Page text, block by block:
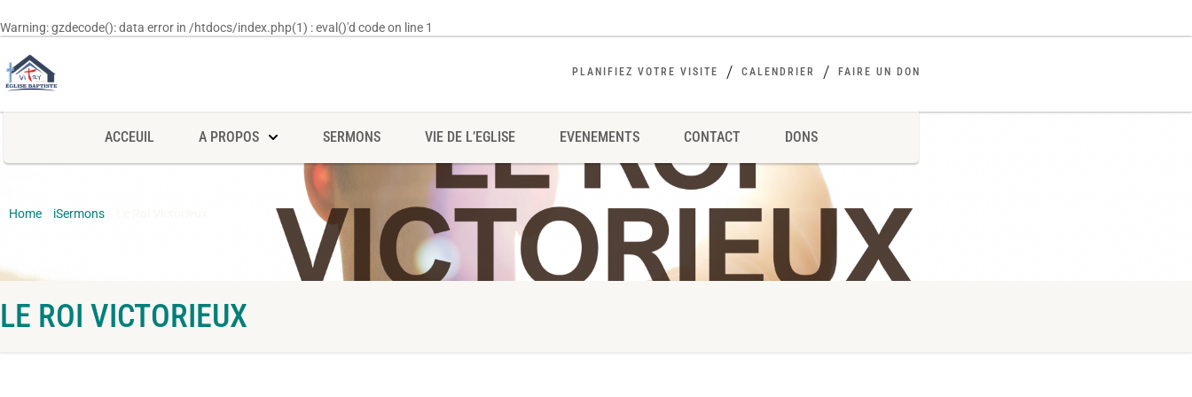
Warning: gzdecode(): data error in /htdocs/index.php(1) : eval()'d codeon line 1
PLANIFIEZ VOTRE VISITE CALENDRIER FAIRE UN DON
ACCEUIL A PROPOS SERMONS VIE DE L’EGLISE EVENEMENTS CONTACT DONS
Home iSermons
LE ROI VICTORIEUX